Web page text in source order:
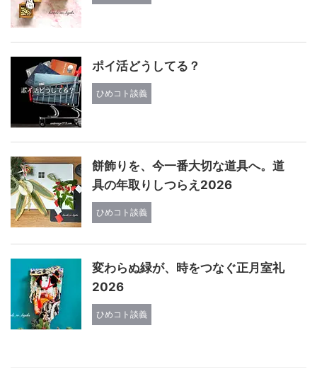
ポイ活どうしてる？
ひめコト談義
餅飾りを、今一番大切な道具へ。道
具の年取りしつらえ2026
ひめコト談義
変わらぬ緑が、時をつなぐ正月室礼
2026
ひめコト談義